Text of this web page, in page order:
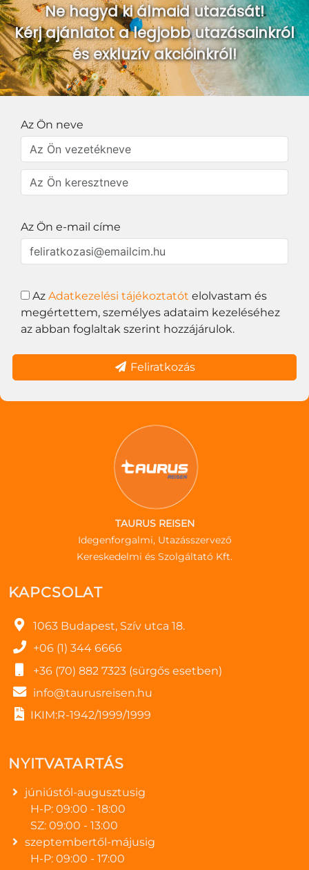
Ne hagyd ki álmaid utazását!
Kérj ajánlatot a legjobb utazásainkról
és exkluzív akcióinkról!
Az Ön neve
Az Ön e-mail címe
Az Adatkezelési tájékoztatót elolvastam és
megértettem, személyes adataim kezeléséhez
az abban foglaltak szerint hozzájárulok.
Feliratkozás
TAURUS REISEN
Idegenforgalmi, Utazásszervező
Kereskedelmi és Szolgáltató Kft.
KAPCSOLAT
1063 Budapest, Szív utca 18.
+06 (1) 344 6666
+36 (70) 882 7323 (sürgős esetben)
info@taurusreisen.hu
IKIM:R-1942/1999/1999
NYITVATARTÁS
júniústól-augusztusig
H-P: 09:00 - 18:00
SZ: 09:00 - 13:00
szeptembertől-májusig
H-P: 09:00 - 17:00